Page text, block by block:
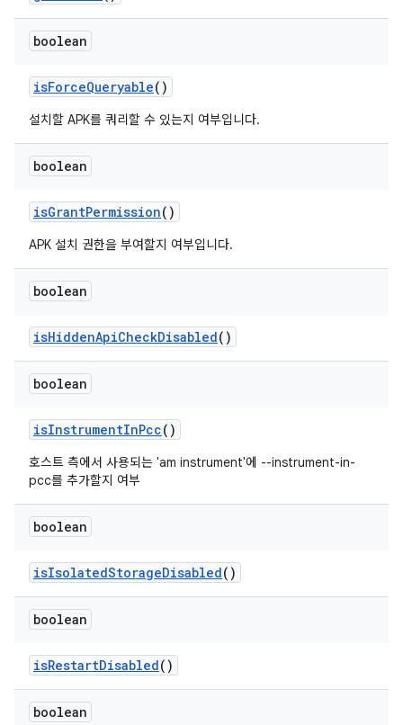
boolean
isForceQueryable()
설치할 APK를 쿼리할 수 있는지 여부입니다.
boolean
isGrantPermission()
APK 설치 권한을 부여할지 여부입니다.
boolean
isHiddenApiCheckDisabled()
boolean
isInstrumentInPcc()
호스트 측에서 사용되는 'am instrument'에 --instrument-in-
pcc를 추가할지 여부
boolean
isIsolatedStorageDisabled()
boolean
isRestartDisabled()
boolean